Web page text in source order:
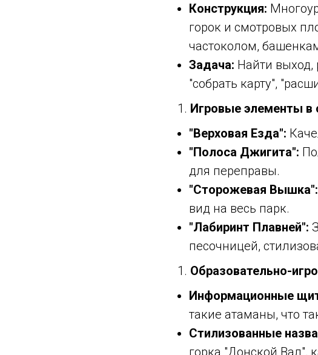
Конструкция:
горок и смотровых
частоколом,
Задача: Найти выход,
"собрать карту",
Игровые элементы в
"Верховая Езда":
"Полоса Джигита":
для переправы.
"Сторожевая Вышка":
вид на весь парк.
"Лабиринт Плавней":
песочницей,
Образовательно-
Информационные
такие атаманы, что
Стилизованные
горка "Донской Вал",